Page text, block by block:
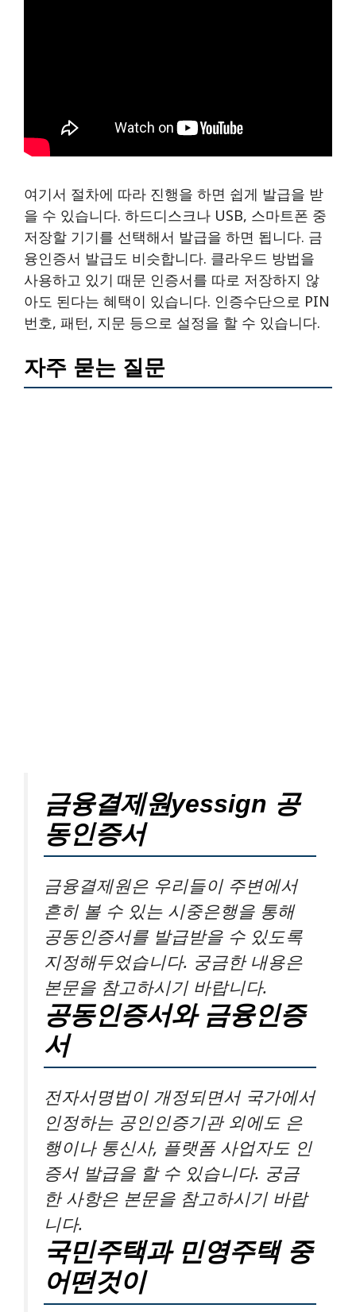
여기서 절차에 따라 진행을 하면 쉽게 발급을 받
을 수 있습니다. 하드디스크나 USB, 스마트폰 중
저장할 기기를 선택해서 발급을 하면 됩니다. 금
융인증서 발급도 비슷합니다. 클라우드 방법을
사용하고 있기 때문 인증서를 따로 저장하지 않
아도 된다는 혜택이 있습니다. 인증수단으로 PIN
번호, 패턴, 지문 등으로 설정을 할 수 있습니다.
자주 묻는 질문
금융결제원yessign 공
동인증서
금융결제원은 우리들이 주변에서
흔히 볼 수 있는 시중은행을 통해
공동인증서를 발급받을 수 있도록
지정해두었습니다. 궁금한 내용은
본문을 참고하시기 바랍니다.
공동인증서와 금융인증
서
전자서명법이 개정되면서 국가에서
인정하는 공인인증기관 외에도 은
행이나 통신사, 플랫폼 사업자도 인
증서 발급을 할 수 있습니다. 궁금
한 사항은 본문을 참고하시기 바랍
니다.
국민주택과 민영주택 중
어떤것이